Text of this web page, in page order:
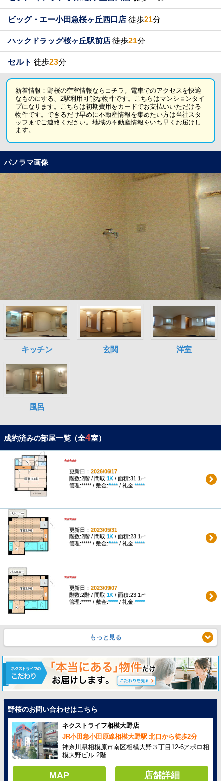
ビッグ・エー小田急桜ヶ丘西口店 徒歩21分
ハックドラッグ桜ヶ丘駅前店 徒歩21分
セルト 徒歩23分
新着情報：野桜の空室情報ならコチラ。電車でのアクセスを快適
なものにする、2駅利用可能な物件です。こちらはマンションタイ
プになります。こちらは初期費用をカードでお支払いいただける
物件です。できるだけ早めに不動産情報を集めたい方は当社スタ
ッフまでご連絡ください。地域の不動産情報をいち早くお届けし
ます。
パノラマ画像
成約済みの部屋一覧（全4室）
*****
更新日： 2026/06/17
階数:2階 / 間取:1K/ 面積:31.1㎡
管理:***** / 敷金:*****/ 礼金:*****
*****
更新日： 2023/05/31
階数:2階 / 間取:1K/ 面積:23.1㎡
管理:***** / 敷金:*****/ 礼金:*****
*****
更新日： 2023/09/07
階数:2階 / 間取:1K/ 面積:23.1㎡
管理:***** / 敷金:*****/ 礼金:*****
もっと見る
野桜のお問い合わせはこちら
ネクストライフ相模大野店
JR小田急小田原線相模大野駅 北口から徒歩2分
神奈川県相模原市南区相模大野３丁目12-6アポロ相
模大野ビル 2階
MAP 店舗詳細